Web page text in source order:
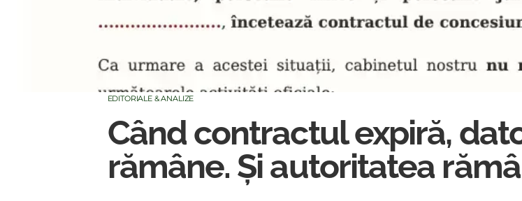
EDITORIALE & ANALIZE
Când contractul expiră,
rămâne. Și autoritatea